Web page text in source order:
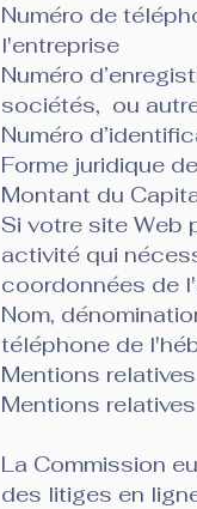
Numéro de
l'entreprise
Numéro
sociétés, ou
Numéro
Forme juridique
Montant du
Si votre site Web
activité qui
coordonnées de
Nom,
téléphone de
Mentions
Mentions
La Commission
des litiges en